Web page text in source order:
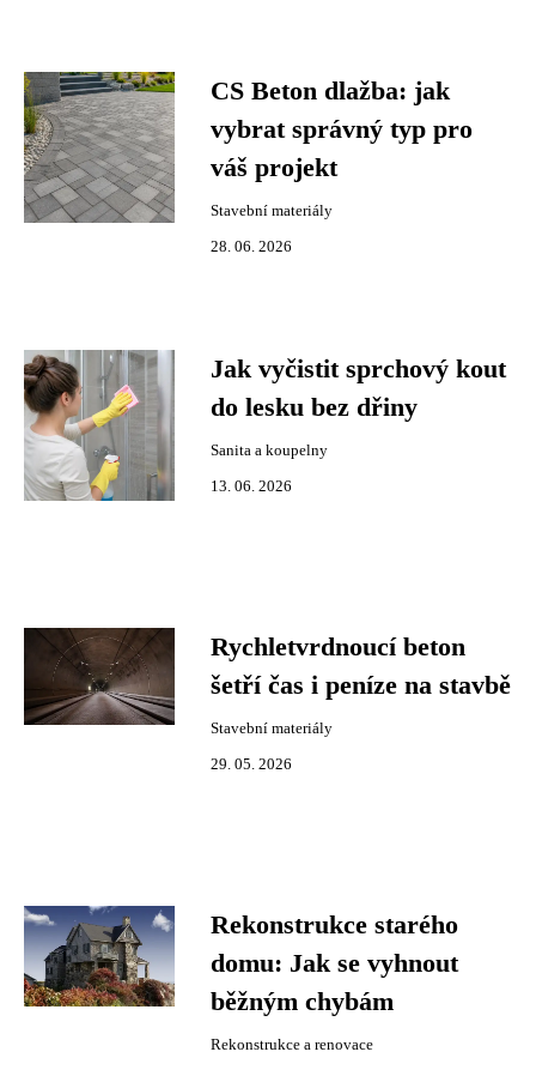
CS Beton dlažba: jak
vybrat správný typ pro
váš projekt
Stavební materiály
28. 06. 2026
Jak vyčistit sprchový kout
do lesku bez dřiny
Sanita a koupelny
13. 06. 2026
Rychletvrdnoucí beton
šetří čas i peníze na stavbě
Stavební materiály
29. 05. 2026
Rekonstrukce starého
domu: Jak se vyhnout
běžným chybám
Rekonstrukce a renovace